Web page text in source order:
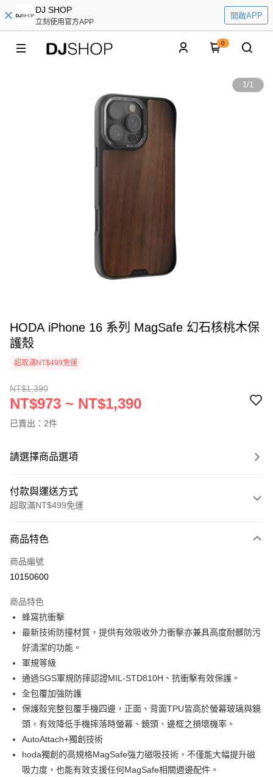
DJ SHOP
立刻使用官方APP
開啟APP
0
1/1
HODA iPhone 16 系列 MagSafe 幻石核桃木保
護殼
超取滿NT$499免運
NT$1,390
NT$973 ~ NT$1,390
已賣出：2件
請選擇商品選項
付款與運送方式
超取滿NT$499免運
信用卡一次付款
超商取貨付款
Apple Pay
街口支付
悠遊付
AFTEE先享後付
相關說明
【關於「AFTEE先享後付」】
AFTEE先享後付是「在收到商品之後才付款」的支付方式。 讓您購物簡單
１．簡單：不需註冊會員、不需綁卡、不需儲值。
２．便利：只要手機號碼，簡訊認證，即可結帳。
３．安心：先確認商品／服務後，再付款。
ATM付款
運送方式
全家取貨付款
商品特色
商品編號
10150600
商品特色
蜂窩抗衝擊
最新技術防撞材質，提供有效吸收外力衝擊亦兼具高度耐髒防污
好清潔的功能。
軍規等級
通過SGS軍規防摔認證MIL-STD810H、抗衝擊有效保護。
全包覆加強防護
保護殼完整包覆手機四邊，正面、背面TPU皆高於螢幕玻璃與鏡
頭，有效降低手機摔落時螢幕、鏡頭、邊框之損壞機率。
AutoAttach+獨創技術
hoda獨創的高規格MagSafe強力磁吸技術，不僅能大幅提升磁
吸力度，也能有效支援任何MagSafe相關週邊配件。